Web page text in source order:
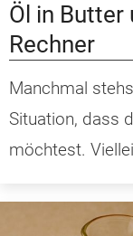
Öl in Butter
Rechner
Manchmal
Situation, dass
möchtest.